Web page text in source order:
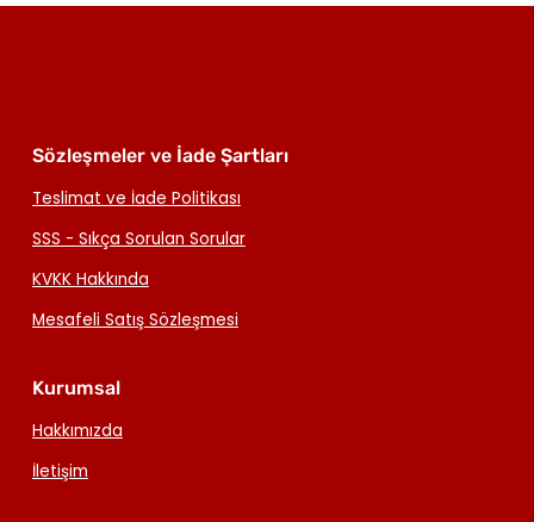
Sözleşmeler ve İade Şartları
Teslimat ve İade Politikası
SSS - Sıkça Sorulan Sorular
KVKK Hakkında
Mesafeli Satış Sözleşmesi
Kurumsal
Hakkımızda
İletişim